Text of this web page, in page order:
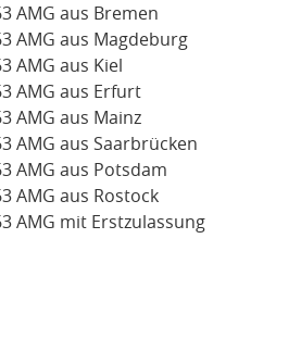
AMG aus Bremen
AMG aus Magdeburg
AMG aus Kiel
AMG aus Erfurt
AMG aus Mainz
AMG aus Saarbrücken
AMG aus Potsdam
AMG aus Rostock
AMG mit Erstzulassung